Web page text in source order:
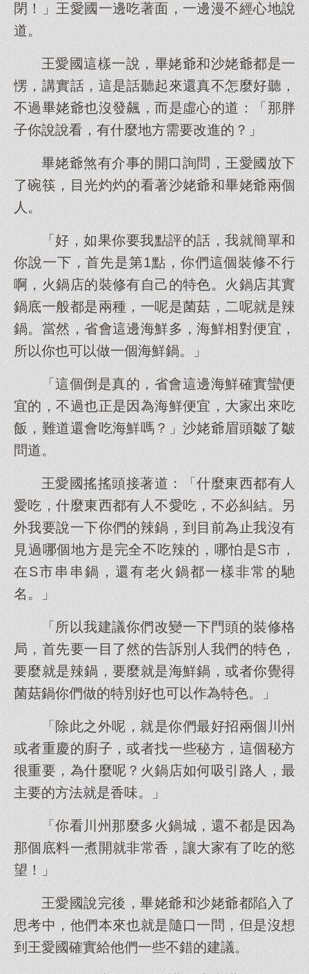
閉！」王愛國一邊吃著面，一邊漫不經心地說
道。
王愛國這樣一說，畢姥爺和沙姥爺都是一
愣，講實話，這是話聽起來還真不怎麼好聽，
不過畢姥爺也沒發飆，而是虛心的道：「那胖
子你說說看，有什麼地方需要改進的？」
畢姥爺煞有介事的開口詢問，王愛國放下
了碗筷，目光灼灼的看著沙姥爺和畢姥爺兩個
人。
「好，如果你要我點評的話，我就簡單和
你說一下，首先是第1點，你們這個裝修不行
啊，火鍋店的裝修有自己的特色。火鍋店其實
鍋底一般都是兩種，一呢是菌菇，二呢就是辣
鍋。當然，省會這邊海鮮多，海鮮相對便宜，
所以你也可以做一個海鮮鍋。」
「這個倒是真的，省會這邊海鮮確實蠻便
宜的，不過也正是因為海鮮便宜，大家出來吃
飯，難道還會吃海鮮嗎？」沙姥爺眉頭皺了皺
問道。
王愛國搖搖頭接著道：「什麼東西都有人
愛吃，什麼東西都有人不愛吃，不必糾結。另
外我要說一下你們的辣鍋，到目前為止我沒有
見過哪個地方是完全不吃辣的，哪怕是S市，
在S市串串鍋，還有老火鍋都一樣非常的馳
名。」
「所以我建議你們改變一下門頭的裝修格
局，首先要一目了然的告訴別人我們的特色，
要麼就是辣鍋，要麼就是海鮮鍋，或者你覺得
菌菇鍋你們做的特別好也可以作為特色。」
「除此之外呢，就是你們最好招兩個川州
或者重慶的廚子，或者找一些秘方，這個秘方
很重要，為什麼呢？火鍋店如何吸引路人，最
主要的方法就是香味。」
「你看川州那麼多火鍋城，還不都是因為
那個底料一煮開就非常香，讓大家有了吃的慾
望！」
王愛國說完後，畢姥爺和沙姥爺都陷入了
思考中，他們本來也就是隨口一問，但是沒想
到王愛國確實給他們一些不錯的建議。